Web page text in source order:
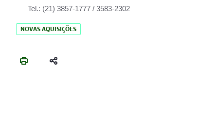
Tel.: (21) 3857-1777 / 3583-2302
NOVAS AQUISIÇÕES